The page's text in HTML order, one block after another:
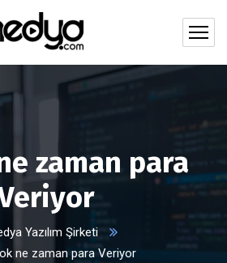
zaman para
Yazılım Şirketi
ne zaman para Veriyor